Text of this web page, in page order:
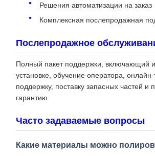
Решения автоматизации на заказ
Комплексная послепродажная
Послепродажное
Полный пакет поддержки, включающий
установке, обучение оператора,
поддержку, поставку запасных частей
гарантию.
Часто задаваемые вопросы
Какие материалы можно